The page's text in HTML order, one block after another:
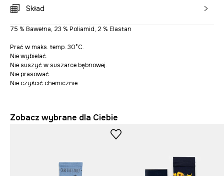
Skład
75 % Bawełna, 23 % Poliamid, 2 % Elastan
Prać w maks. temp. 30°C.
Nie wybielać.
Nie suszyć w suszarce bębnowej.
Nie prasować.
Nie czyścić chemicznie.
Zobacz wybrane dla Ciebie